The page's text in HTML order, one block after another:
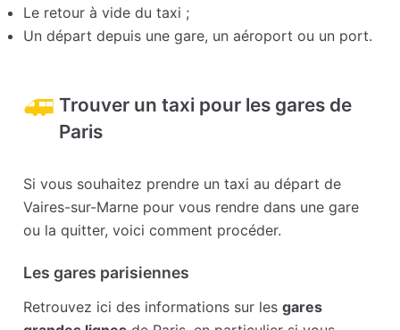
Le retour à vide du taxi ;
Un départ depuis une gare, un aéroport ou un port.
Trouver un taxi pour les gares de
Paris
Si vous souhaitez prendre un taxi au départ de
Vaires-sur-Marne pour vous rendre dans une gare
ou la quitter, voici comment procéder.
Les gares parisiennes
Retrouvez ici des informations sur lesgares